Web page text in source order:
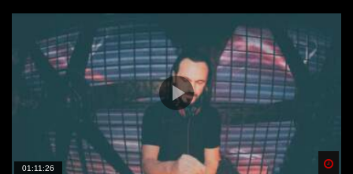
01:11:26